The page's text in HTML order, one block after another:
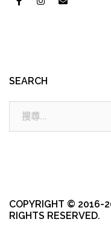
SEARCH
COPYRIGHT © 2016-
RIGHTS RESERVED.